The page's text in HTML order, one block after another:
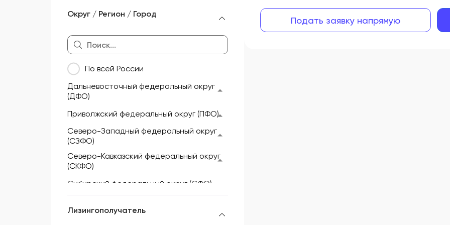
активного отдыха
Недвижимость
Оборудование
Прицепы и полуприцепы
Сельскохозяйственная техника
Складская техника
Округ / Регион / Город
По всей России
Дальневосточный федеральный округ
(ДФО)
Приволжский федеральный округ (ПФО)
Северо-Западный федеральный округ
(СЗФО)
Северо-Кавказский федеральный округ
(СКФО)
Сибирский федеральный округ (СФО)
Лизингополучатель
Подать заявку напрямую